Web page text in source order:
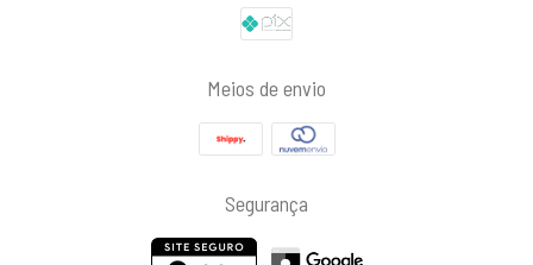
Meios de envio
Segurança